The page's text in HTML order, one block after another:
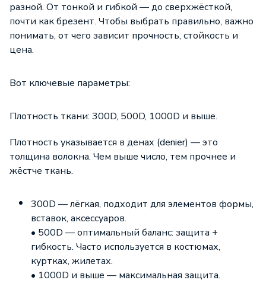
разной. От тонкой и гибкой — до сверхжёсткой,
почти как брезент. Чтобы выбрать правильно, важно
понимать, от чего зависит прочность, стойкость и
цена.
Вот ключевые параметры:
Плотность ткани: 300D, 500D, 1000D и выше.
Плотность указывается в денах (denier) — это
толщина волокна. Чем выше число, тем прочнее и
жёстче ткань.
300D — лёгкая, подходит для элементов формы,
вставок, аксессуаров.
• 500D — оптимальный баланс: защита +
гибкость. Часто используется в костюмах,
куртках, жилетах.
• 1000D и выше — максимальная защита.